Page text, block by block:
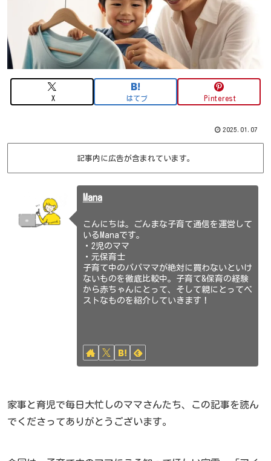
X はてブ Pinterest
2025.01.07
記事内に広告が含まれています。
Mana
こんにちは。ごんまな子育て通信を運営して
いるManaです。
・2児のママ
・元保育士
子育て中のパパママが絶対に買わないといけ
ないものを徹底比較中。子育て&保育の経験
から赤ちゃんにとって、そして親にとってベ
ストなものを紹介していきます！
家事と育児で毎日大忙しのママさんたち、この記事を読ん
でくださってありがとうございます。